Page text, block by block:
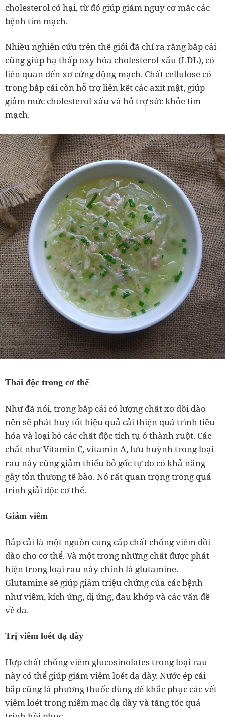
cholesterol có hại, từ đó giúp giảm nguy cơ mắc các
bệnh tim mạch.
Nhiều nghiên cứu trên thế giới đã chỉ ra rằng bắp cải
cũng giúp hạ thấp oxy hóa cholesterol xấu (LDL), có
liên quan đến xơ cứng động mạch. Chất cellulose có
trong bắp cải còn hỗ trợ liên kết các axit mật, giúp
giảm mức cholesterol xấu và hỗ trợ sức khỏe tim
mạch.
Thải độc trong cơ thể
Như đã nói, trong bắp cải có lượng chất xơ dồi dào
nên sẽ phát huy tốt hiệu quả cải thiện quá trình tiêu
hóa và loại bỏ các chất độc tích tụ ở thành ruột. Các
chất như Vitamin C, vitamin A, lưu huỳnh trong loại
rau này cũng giảm thiểu bỏ gốc tự do có khả năng
gây tổn thương tế bào. Nó rất quan trọng trong quá
trình giải độc cơ thể.
Giảm viêm
Bắp cải là một nguồn cung cấp chất chống viêm dồi
dào cho cơ thể. Và một trong những chất được phát
hiện trong loại rau này chính là glutamine.
Glutamine sẽ giúp giảm triệu chứng của các bệnh
như viêm, kích ứng, dị ứng, đau khớp và các vấn đề
về da.
Trị viêm loét dạ dày
Hợp chất chống viêm glucosinolates trong loại rau
này có thể giúp giảm viêm loét dạ dày. Nước ép cải
bắp cũng là phương thuốc dùng để khắc phục các vết
viêm loét trong niêm mạc dạ dày và tăng tốc quá